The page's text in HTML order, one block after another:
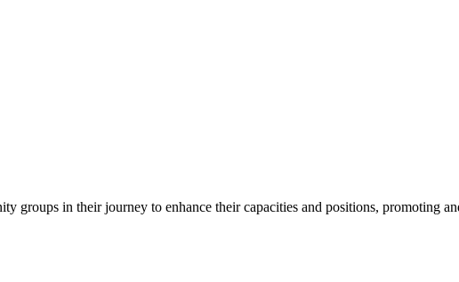
groups in their journey to enhance their capacities and positions, promoting